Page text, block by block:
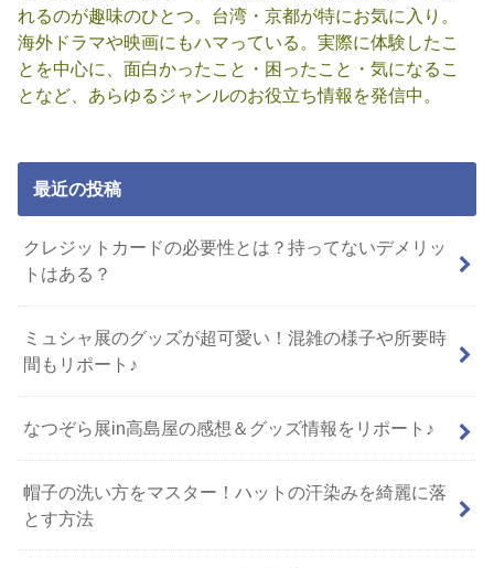
れるのが趣味のひとつ。台湾・京都が特にお気に入り。
海外ドラマや映画にもハマっている。実際に体験したこ
とを中心に、面白かったこと・困ったこと・気になるこ
となど、あらゆるジャンルのお役立ち情報を発信中。
最近の投稿
クレジットカードの必要性とは？持ってないデメリッ
トはある？
ミュシャ展のグッズが超可愛い！混雑の様子や所要時
間もリポート♪
なつぞら展in高島屋の感想＆グッズ情報をリポート♪
帽子の洗い方をマスター！ハットの汗染みを綺麗に落
とす方法